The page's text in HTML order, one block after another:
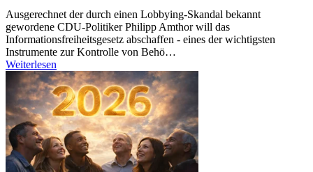
Ausgerechnet der durch einen Lobbying-Skandal bekannt
gewordene CDU-Politiker Philipp Amthor will das
Informationsfreiheitsgesetz abschaffen - eines der wichtigsten
Instrumente zur Kontrolle von Behö…
Weiterlesen